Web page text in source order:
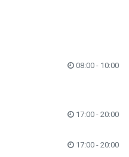
08:00 - 10:00
17:00 - 20:00
17:00 - 20:00